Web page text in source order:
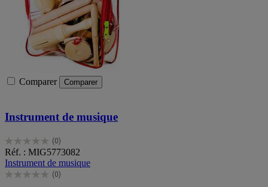
Comparer Comparer
Instrument de musique
(0)
0.0
sur
5
étoiles.
Réf. : MIG5773082
Instrument de musique
(0)
0.0